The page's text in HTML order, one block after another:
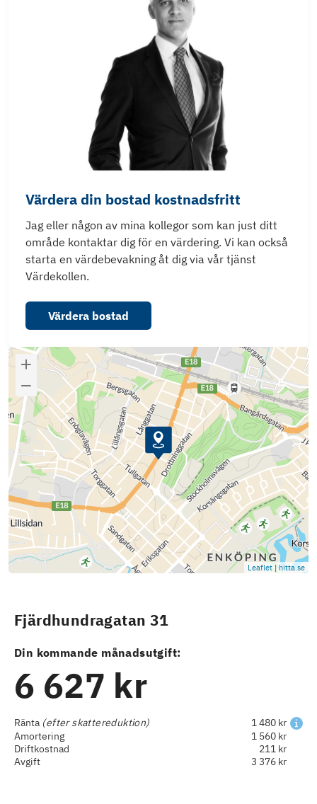
Värdera din bostad kostnadsfritt
Jag eller någon av mina kollegor som kan just ditt
område kontaktar dig för en värdering. Vi kan också
starta en värdebevakning åt dig via vår tjänst
Värdekollen.
Värdera bostad
Leaflet | hitta.se
Fjärdhundragatan 31
Din kommande månadsutgift:
6 627 kr
Ränta (efter skattereduktion)
1 480 kr
Amortering
1 560 kr
Driftkostnad
211 kr
Avgift
3 376 kr